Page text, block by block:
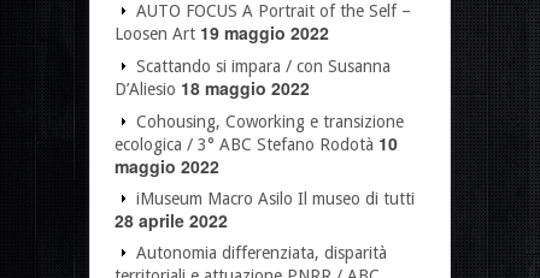
AUTO FOCUS A Portrait of the Self –
Loosen Art 19 maggio 2022
Scattando si impara / con Susanna
D’Aliesio 18 maggio 2022
Cohousing, Coworking e transizione
ecologica / 3° ABC Stefano Rodotà 10
maggio 2022
iMuseum Macro Asilo Il museo di tutti
28 aprile 2022
Autonomia differenziata, disparità